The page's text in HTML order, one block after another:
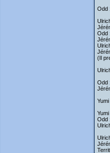
Odd
Odd
(Il
Odd
Odd